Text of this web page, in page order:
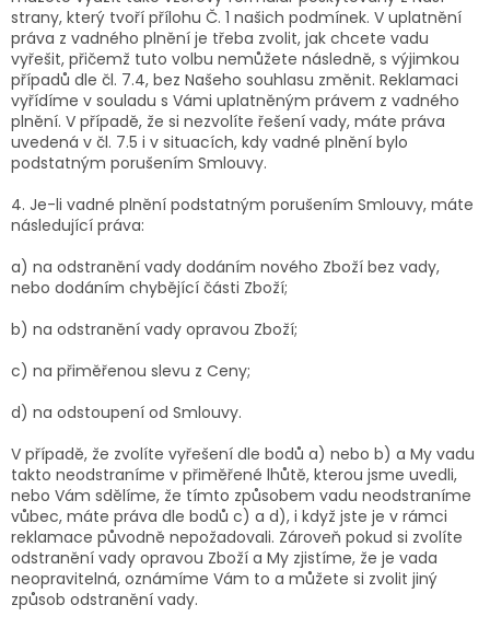
strany, který tvoří přílohu Č. 1 našich podmínek. V uplatnění
práva z vadného plnění je třeba zvolit, jak chcete vadu
vyřešit, přičemž tuto volbu nemůžete následně, s výjimkou
případů dle čl. 7.4, bez Našeho souhlasu změnit. Reklamaci
vyřídíme v souladu s Vámi uplatněným právem z vadného
plnění. V případě, že si nezvolíte řešení vady, máte práva
uvedená v čl. 7.5 i v situacích, kdy vadné plnění bylo
podstatným porušením Smlouvy.
4. Je-li vadné plnění podstatným porušením Smlouvy, máte
následující práva:
a) na odstranění vady dodáním nového Zboží bez vady,
nebo dodáním chybějící části Zboží;
b) na odstranění vady opravou Zboží;
c) na přiměřenou slevu z Ceny;
d) na odstoupení od Smlouvy.
V případě, že zvolíte vyřešení dle bodů a) nebo b) a My vadu
takto neodstraníme v přiměřené lhůtě, kterou jsme uvedli,
nebo Vám sdělíme, že tímto způsobem vadu neodstraníme
vůbec, máte práva dle bodů c) a d), i když jste je v rámci
reklamace původně nepožadovali. Zároveň pokud si zvolíte
odstranění vady opravou Zboží a My zjistíme, že je vada
neopravitelná, oznámíme Vám to a můžete si zvolit jiný
způsob odstranění vady.